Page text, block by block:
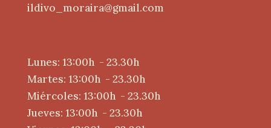
ildivo_moraira@gmail.com
Lunes: 13:00h - 23.30h
Martes: 13:00h - 23.30h
Miércoles: 13:00h - 23.30h
Jueves: 13:00h - 23.30h